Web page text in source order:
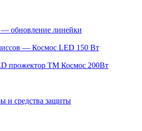
обновление линейки
— Космос LED 150 Вт
прожектор ТМ Космос 200Вт
и средства защиты